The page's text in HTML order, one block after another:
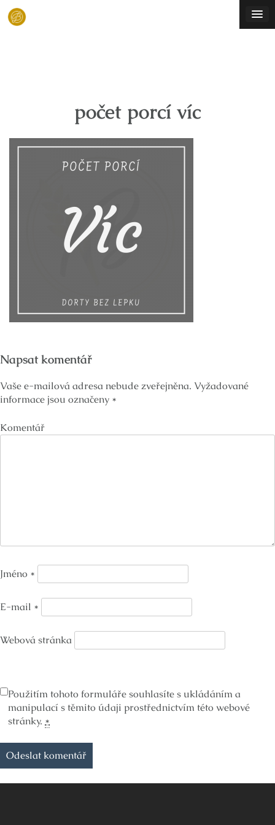
Skip
počet porcí víc
Napsat komentář
Vaše e-mailová adresa nebude zveřejněna. Vyžadované
informace jsou označeny *
Komentář
Jméno *
E-mail *
Webová stránka
Použitím tohoto formuláře souhlasíte s ukládáním a
manipulací s těmito údaji prostřednictvím této webové
stránky. *